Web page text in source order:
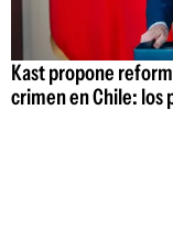
Kast propone
crimen en Chile: los